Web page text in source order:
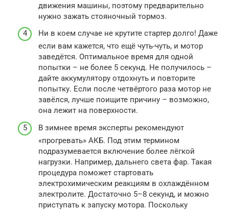
движения машины, поэтому предварительно
нужно зажать стояночный тормоз.
Ни в коем случае не крутите стартер долго! Даже
если вам кажется, что ещё чуть-чуть, и мотор
заведётся. Оптимальное время для одной
попытки – не более 5 секунд. Не получилось –
дайте аккумулятору отдохнуть и повторите
попытку. Если после четвёртого раза мотор не
завёлся, лучше поищите причину – возможно,
она лежит на поверхности.
В зимнее время эксперты рекомендуют
«прогревать» АКБ. Под этим термином
подразумевается включение более лёгкой
нагрузки. Например, дальнего света фар. Такая
процедура поможет стартовать
электрохимическим реакциям в охлаждённом
электролите. Достаточно 5–8 секунд, и можно
приступать к запуску мотора. Поскольку